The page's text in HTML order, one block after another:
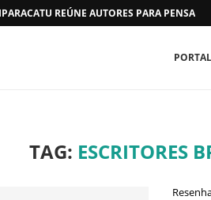
REÚNE AUTORES PARA PENSAR
TAG: ESCRITORES